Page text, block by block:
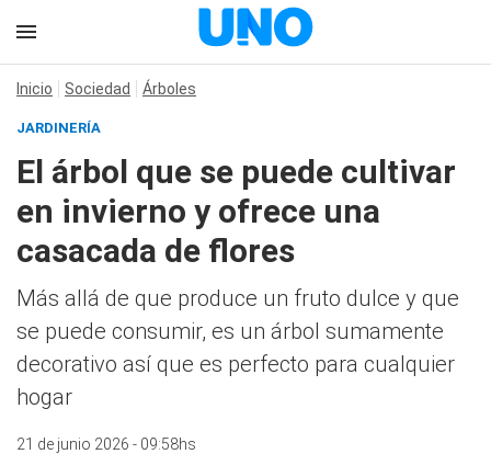
Inicio Sociedad Árboles
JARDINERÍA
El árbol que se puede cultivar
en invierno y ofrece una
casacada de flores
Más allá de que produce un fruto dulce y que
se puede consumir, es un árbol sumamente
decorativo así que es perfecto para cualquier
hogar
21 de junio 2026 - 09:58hs